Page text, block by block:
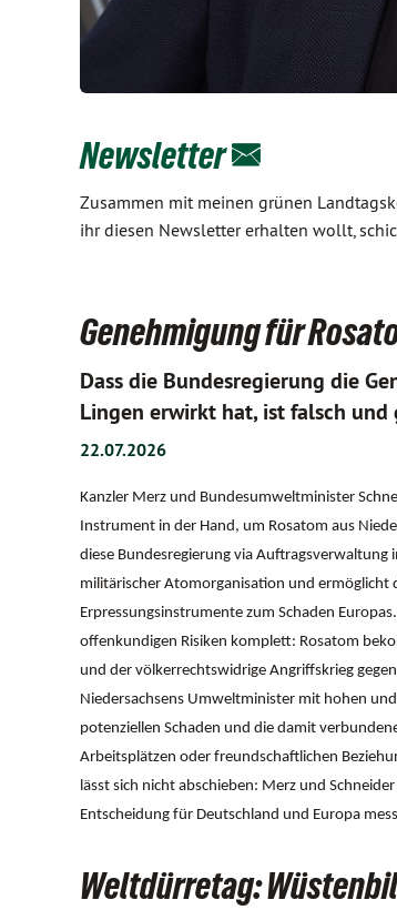
Newsletter
Zusammen mit meinen grünen
ihr diesen Newsletter erhalten wollt,
Genehmigung für
Dass die Bundesregierung die
Lingen erwirkt hat, ist falsch und
22.07.2026
Kanzler Merz und Bundesumweltminister
Instrument in der Hand, um Rosatom aus
diese Bundesregierung via
militärischer Atomorganisation und ermöglicht
Erpressungsinstrumente zum Schaden
offenkundigen Risiken komplett: Rosatom
und der völkerrechtswidrige Angriffskrieg
Niedersachsens Umweltminister mit hohen
potenziellen Schaden und die damit
Arbeitsplätzen oder freundschaftlichen
lässt sich nicht abschieben: Merz und
Entscheidung für Deutschland und Europa
Weltdürretag: